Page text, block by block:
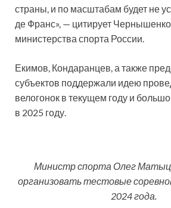
страны, и по масштабам будет не
де Франс», — цитирует
министерства спорта России.
Екимов, Кондаранцев, а также
субъектов поддержали идею
велогонок в текущем году и
в 2025 году.
Министр спорта Олег
организовать тестовые
2024 года.